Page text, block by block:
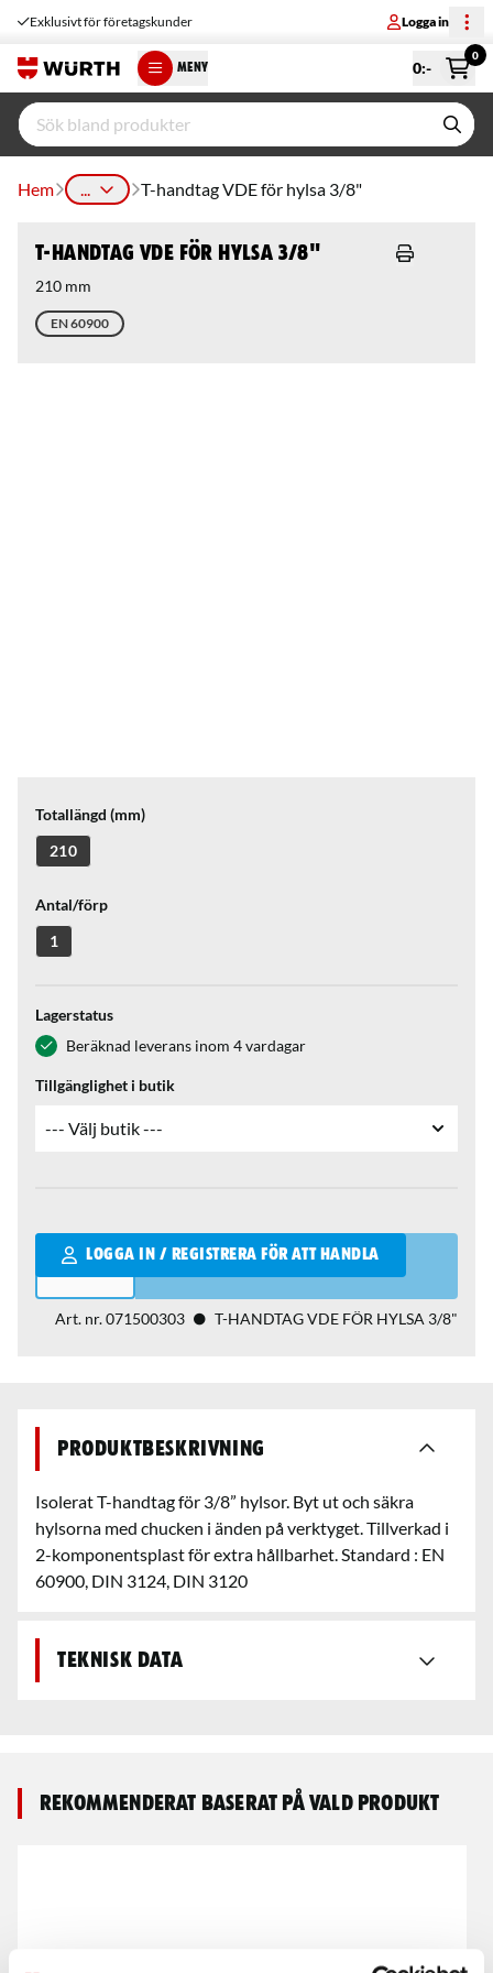
Exklusivt för företagskunder Logga in
MENY 0:-
0
Hem ... T-handtag VDE för hylsa 3/8"
T-handtag VDE för hylsa 3/8"
210 mm
EN 60900
Totallängd (mm)
210
Antal/förp
1
Lagerstatus
Beräknad leverans inom 4 vardagar
Tillgänglighet i butik
LOGGA IN / REGISTRERA FÖR ATT HANDLA
Qantity
Art. nr.071500303 T-HANDTAG VDE FÖR HYLSA 3/8"
Produktbeskrivning
Isolerat T-handtag för 3/8” hylsor. Byt ut och säkra
hylsorna med chucken i änden på verktyget. Tillverkad i
2-komponentsplast för extra hållbarhet. Standard : EN
60900, DIN 3124, DIN 3120
Teknisk data
Rekommenderat baserat på vald produkt